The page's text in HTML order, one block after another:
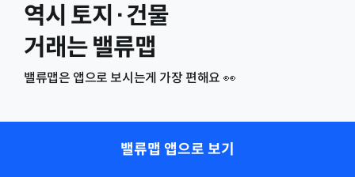
역시 토지·건물
거래는 밸류맵
밸류맵은 앱으로 보시는게 가장 편해요 👀
밸류맵 앱으로 보기